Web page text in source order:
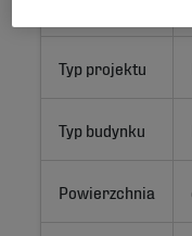
Typ projektu
Typ budynku
Powierzchnia